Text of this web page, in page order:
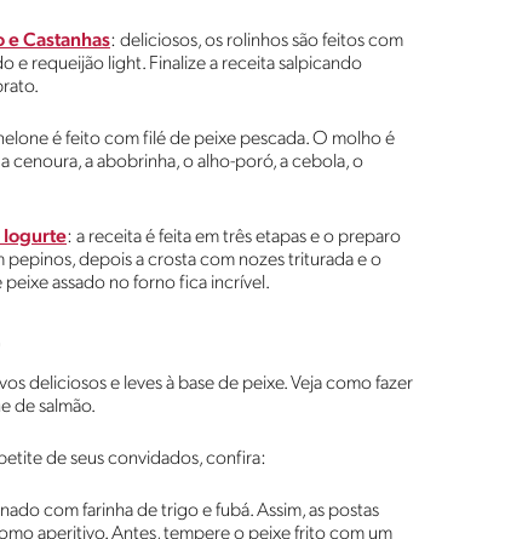
e Castanhas: deliciosos, os rolinhos são feitos com
e requeijão light. Finalize a receita salpicando
é feito com filé de peixe pescada. O molho é
cenoura, a abobrinha, o alho-poró, a cebola, o
Iogurte: a receita é feita em três etapas e o preparo
depois a crosta com nozes triturada e o
assado no forno fica incrível.
deliciosos e leves à base de peixe. Veja como fazer
de salmão.
de seus convidados, confira:
com farinha de trigo e fubá. Assim, as postas
aperitivo. Antes, tempere o peixe frito com um